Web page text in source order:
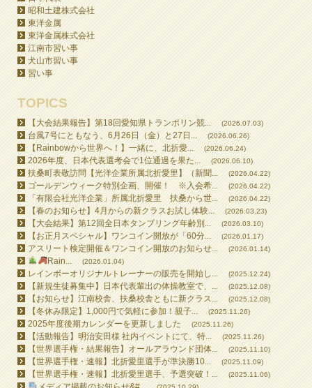
昭和土建株式会社
東洋金属
東洋金属株式会社
江南市習い事
犬山市習い事
習い事
TOPICS
【大会結果報告】第18回愛知県トランポリン競... (2026.07.03)
台風7号にともなう、6月26日（金）と27日... (2026.06.26)
【Rainbowから世界へ！】一緒に、北折愛... (2026.06.24)
2026年度、日本代表選考会で1位通過を果た... (2026.06.10)
扶桑町表敬訪問【光洋企業所属北折愛里】（新聞... (2026.04.22)
ゴールデンウィーク特別企画、開催！ ※入会希... (2026.04.22)
「有限会社光洋企業」所属北折愛里 扶桑から世... (2026.04.22)
【春のお知らせ】4月からの新クラスお試し体験... (2026.03.23)
【大会結果】第12回全日本タンブリング年齢別... (2026.03.10)
【お正月スペシャル】ワンコイン開放が「60分... (2026.01.17)
アスリート検定開催＆ワンコイン開放のお知らせ... (2026.01.14)
Rain... (2026.01.04)
レインボーオリジナルトレーナーの販売を開始し... (2025.12.24)
【新規生徒募集中】日本代表輩出の体操教室で、... (2025.12.08)
【お知らせ】江南校舎、扶桑校舎ともに新クラス... (2025.12.08)
【冬休み限定】1,000円で気軽に参加！親子... (2025.11.26)
2025年度後期カレンダーを更新しました (2025.11.26)
【活動報告】明治安田様 社内イベントにて、特... (2025.11.26)
【世界選手権・結果報告】オールアラウンド団体... (2025.11.10)
【世界選手権・速報】北折愛里選手が準決勝10... (2025.11.09)
【世界選手権・速報】北折愛里選手、予選突破！... (2025.11.06)